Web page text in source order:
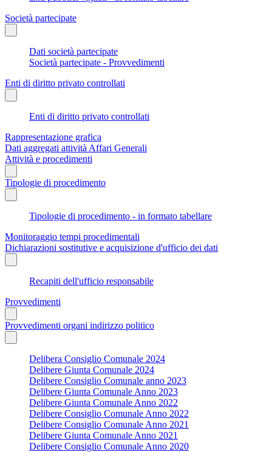
Società partecipate
Dati società partecipate
Società partecipate - Provvedimenti
Enti di diritto privato controllati
Enti di diritto privato controllati
Rappresentazione grafica
Dati aggregati attività Affari Generali
Attività e procedimenti
Tipologie di procedimento
Tipologie di procedimento - in formato tabellare
Monitoraggio tempi procedimentali
Dichiarazioni sostitutive e acquisizione d'ufficio dei dati
Recapiti dell'ufficio responsabile
Provvedimenti
Provvedimenti organi indirizzo politico
Delibera Consiglio Comunale 2024
Delibere Giunta Comunale 2024
Delibere Consiglio Comunale anno 2023
Delibere Giunta Comunale Anno 2023
Delibere Giunta Comunale Anno 2022
Delibere Consiglio Comunale Anno 2022
Delibere Consiglio Comunale Anno 2021
Delibere Giunta Comunale Anno 2021
Delibere Consiglio Comunale Anno 2020